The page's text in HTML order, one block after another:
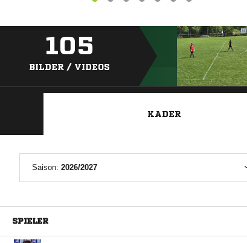
105
BILDER / VIDEOS
KADER
Saison: 2026/2027
SPIELER